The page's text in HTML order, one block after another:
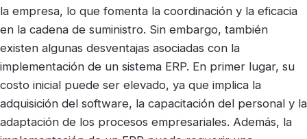
la empresa, lo que fomenta la coordinación y la eficacia
en la cadena de suministro. Sin embargo, también
existen algunas desventajas asociadas con la
implementación de un sistema ERP. En primer lugar, su
costo inicial puede ser elevado, ya que implica la
adquisición del software, la capacitación del personal y la
adaptación de los procesos empresariales. Además, la